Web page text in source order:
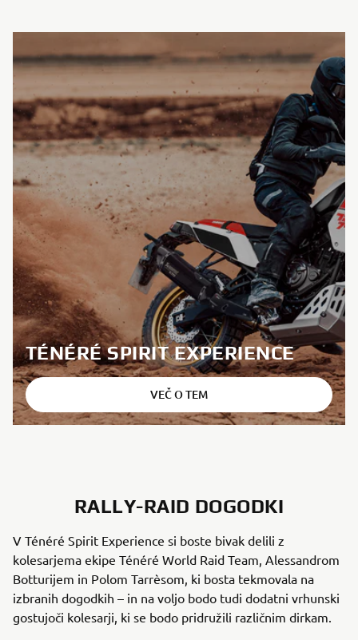
TÉNÉRÉ SPIRIT EXPERIENCE
VEČ O TEM
RALLY-RAID DOGODKI
V Ténéré Spirit Experience si boste bivak delili z
kolesarjema ekipe Ténéré World Raid Team, Alessandrom
Botturijem in Polom Tarrèsom, ki bosta tekmovala na
izbranih dogodkih – in na voljo bodo tudi dodatni vrhunski
gostujoči kolesarji, ki se bodo pridružili različnim dirkam.